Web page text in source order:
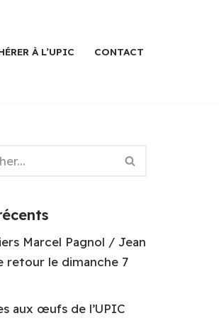
À L’UPIC CONTACT
Marcel Pagnol / Jean
retour le dimanche 7
aux œufs de l’UPIC